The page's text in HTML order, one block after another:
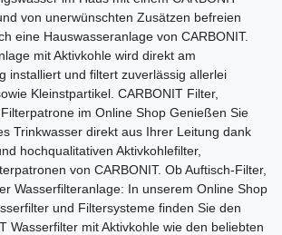
von unerwünschten Zusätzen befreien
eine Hauswasseranlage von CARBONIT.
mit Aktivkohle wird direkt am
installiert und filtert zuverlässig allerlei
Kleinstpartikel. CARBONIT Filter,
im Online Shop Genießen Sie
Trinkwasser direkt aus Ihrer Leitung dank
hochqualitativen Aktivkohlefilter,
von CARBONIT. Ob Auftisch-Filter,
Wasserfilteranlage: In unserem Online Shop
und Filtersysteme finden Sie den
Wasserfilter mit Aktivkohle wie den beliebten